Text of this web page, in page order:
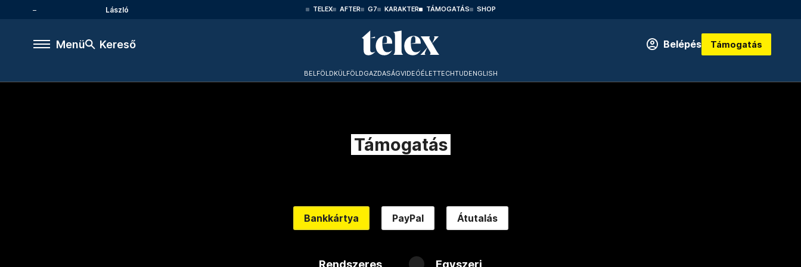
László TELEX AFTER G7 KARAKTER TÁMOGATÁS SHOP
Menü Kereső Belépés Támogatás
BELFÖLDKÜLFÖLDGAZDASÁGVIDEÓÉLETTECHTUDENGLISH
Támogatás
Bankkártya PayPal Átutalás
Rendszeres Egyszeri